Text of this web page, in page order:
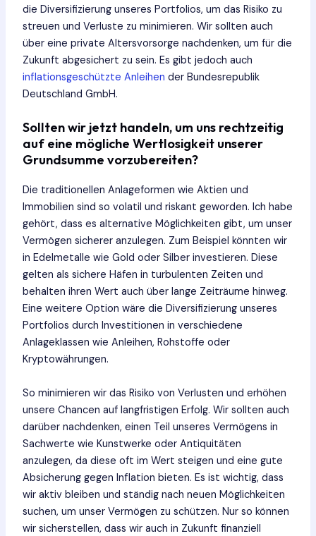
die Diversifizierung unseres Portfolios, um das Risiko zu
streuen und Verluste zu minimieren. Wir sollten auch
über eine private Altersvorsorge nachdenken, um für die
Zukunft abgesichert zu sein. Es gibt jedoch auch
inflationsgeschützte Anleihen der Bundesrepublik
Deutschland GmbH.
Sollten wir jetzt handeln, um uns rechtzeitig
auf eine mögliche Wertlosigkeit unserer
Grundsumme vorzubereiten?
Die traditionellen Anlageformen wie Aktien und
Immobilien sind so volatil und riskant geworden. Ich habe
gehört, dass es alternative Möglichkeiten gibt, um unser
Vermögen sicherer anzulegen. Zum Beispiel könnten wir
in Edelmetalle wie Gold oder Silber investieren. Diese
gelten als sichere Häfen in turbulenten Zeiten und
behalten ihren Wert auch über lange Zeiträume hinweg.
Eine weitere Option wäre die Diversifizierung unseres
Portfolios durch Investitionen in verschiedene
Anlageklassen wie Anleihen, Rohstoffe oder
Kryptowährungen.
So minimieren wir das Risiko von Verlusten und erhöhen
unsere Chancen auf langfristigen Erfolg. Wir sollten auch
darüber nachdenken, einen Teil unseres Vermögens in
Sachwerte wie Kunstwerke oder Antiquitäten
anzulegen, da diese oft im Wert steigen und eine gute
Absicherung gegen Inflation bieten. Es ist wichtig, dass
wir aktiv bleiben und ständig nach neuen Möglichkeiten
suchen, um unser Vermögen zu schützen. Nur so können
wir sicherstellen, dass wir auch in Zukunft finanziell